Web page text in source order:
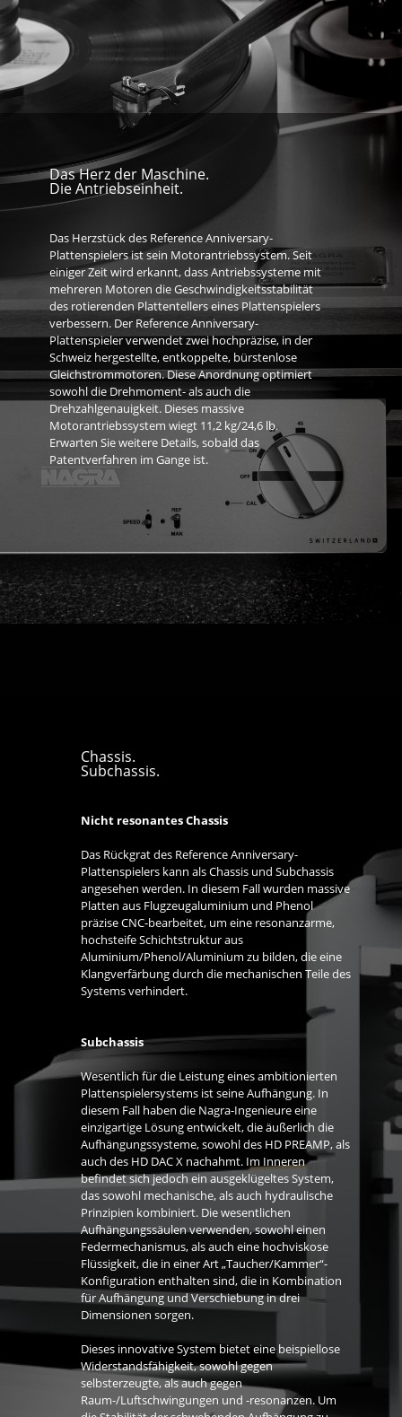
Das Herz der Maschine.
Die Antriebseinheit.
Das Herzstück des Reference Anniversary-
Plattenspielers ist sein Motorantriebssystem. Seit
einiger Zeit wird erkannt, dass Antriebssysteme mit
mehreren Motoren die Geschwindigkeitsstabilität
des rotierenden Plattentellers eines Plattenspielers
verbessern. Der Reference Anniversary-
Plattenspieler verwendet zwei hochpräzise, in der
Schweiz hergestellte, entkoppelte, bürstenlose
Gleichstrommotoren. Diese Anordnung optimiert
sowohl die Drehmoment- als auch die
Drehzahlgenauigkeit. Dieses massive
Motorantriebssystem wiegt 11,2 kg/24,6 lb.
Erwarten Sie weitere Details, sobald das
Patentverfahren im Gange ist.
Chassis.
Subchassis.
Nicht resonantes Chassis
Das Rückgrat des Reference Anniversary-
Plattenspielers kann als Chassis und Subchassis
angesehen werden. In diesem Fall wurden massive
Platten aus Flugzeugaluminium und Phenol
präzise CNC-bearbeitet, um eine resonanzarme,
hochsteife Schichtstruktur aus
Aluminium/Phenol/Aluminium zu bilden, die eine
Klangverfärbung durch die mechanischen Teile des
Systems verhindert.
Subchassis
Wesentlich für die Leistung eines ambitionierten
Plattenspielersystems ist seine Aufhängung. In
diesem Fall haben die Nagra-Ingenieure eine
einzigartige Lösung entwickelt, die äußerlich die
Aufhängungssysteme, sowohl des HD PREAMP, als
auch des HD DAC X nachahmt. Im Inneren
befindet sich jedoch ein ausgeklügeltes System,
das sowohl mechanische, als auch hydraulische
Prinzipien kombiniert. Die wesentlichen
Aufhängungssäulen verwenden, sowohl einen
Federmechanismus, als auch eine hochviskose
Flüssigkeit, die in einer Art „Taucher/Kammer“-
Konfiguration enthalten sind, die in Kombination
für Aufhängung und Verschiebung in drei
Dimensionen sorgen.
Dieses innovative System bietet eine beispiellose
Widerstandsfähigkeit, sowohl gegen
selbsterzeugte, als auch gegen
Raum-/Luftschwingungen und -resonanzen. Um